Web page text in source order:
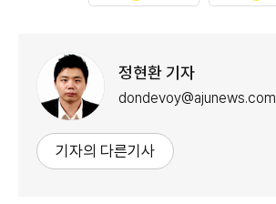
정현환 기자
dondevoy@ajunews.com
기자의 다른기사